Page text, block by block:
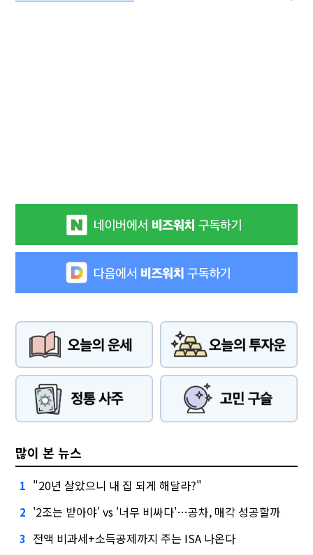
많이 본 뉴스
1 "20년 살았으니 내 집 되게 해달라?"
2 '2조는 받아야' vs '너무 비싸다'…공차, 매각 성공할까
3 전액 비과세+소득공제까지 주는 ISA 나온다